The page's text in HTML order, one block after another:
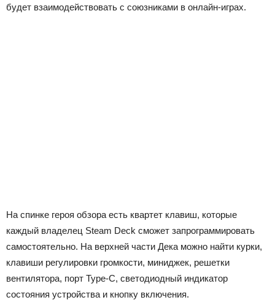
будет взаимодействовать с союзниками в онлайн-играх.
На спинке героя обзора есть квартет клавиш, которые
каждый владелец Steam Deck сможет запрограммировать
самостоятельно. На верхней части Дека можно найти курки,
клавиши регулировки громкости, миниджек, решетки
вентилятора, порт Type-C, светодиодный индикатор
состояния устройства и кнопку включения.